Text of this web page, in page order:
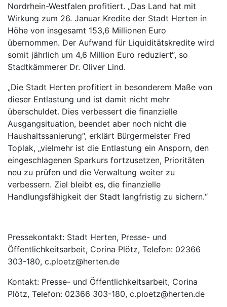
Nordrhein-Westfalen profitiert. „Das Land hat mit
Wirkung zum 26. Januar Kredite der Stadt Herten in
Höhe von insgesamt 153,6 Millionen Euro
übernommen. Der Aufwand für Liquiditätskredite wird
somit jährlich um 4,6 Million Euro reduziert“, so
Stadtkämmerer Dr. Oliver Lind.
„Die Stadt Herten profitiert in besonderem Maße von
dieser Entlastung und ist damit nicht mehr
überschuldet. Dies verbessert die finanzielle
Ausgangsituation, beendet aber noch nicht die
Haushaltssanierung“, erklärt Bürgermeister Fred
Toplak, „vielmehr ist die Entlastung ein Ansporn, den
eingeschlagenen Sparkurs fortzusetzen, Prioritäten
neu zu prüfen und die Verwaltung weiter zu
verbessern. Ziel bleibt es, die finanzielle
Handlungsfähigkeit der Stadt langfristig zu sichern.“
Pressekontakt: Stadt Herten, Presse- und
Öffentlichkeitsarbeit, Corina Plötz, Telefon: 02366
303-180, c.ploetz@herten.de
Kontakt: Presse- und Öffentlichkeitsarbeit, Corina
Plötz, Telefon: 02366 303-180, c.ploetz@herten.de